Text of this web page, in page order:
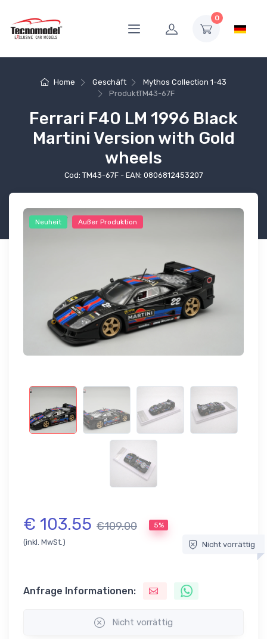
0
Home Geschäft
Mythos Collection 1-43
ProduktTM43-67F
Ferrari F40 LM 1996 Black
Martini Version with Gold
wheels
Cod: TM43-67F - EAN: 0806812453207
Neuheit Außer Produktion
€ 103.55 €109.00 5%
(inkl. MwSt.) Nicht vorrättig
Anfrage Informationen:
Nicht vorrättig